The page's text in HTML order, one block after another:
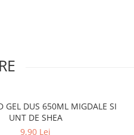
GEL DUS 650ML MIGDALE SI
UNT DE SHEA
9,90 Lei